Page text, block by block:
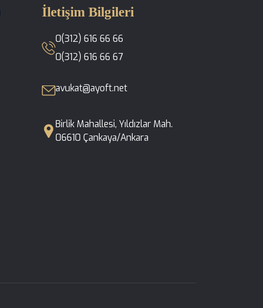
İletişim Bilgileri
0(312) 616 66 66
0(312) 616 66 67
avukat@ayoft.net
Birlik Mahallesi, Yıldızlar Mah. 06610 Çankaya/Ankara